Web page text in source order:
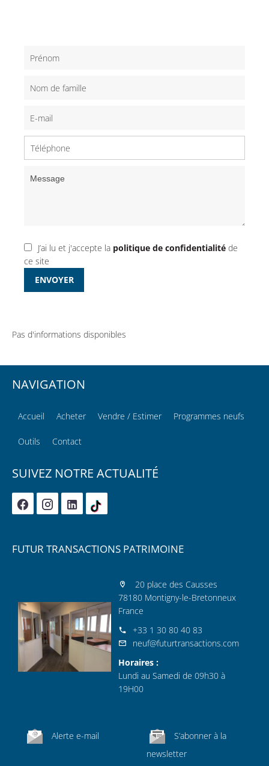
J’ai lu et j'accepte la politique de confidentialité de
ce site
ENVOYER
Pas d'informations disponibles
NAVIGATION
Accueil Acheter Vendre / Estimer Programmes neufs
Outils Contact
SUIVEZ NOTRE ACTUALITÉ
FUTUR TRANSACTIONS PATRIMOINE
20 place des Causses
78180 Montigny-le-Bretonneux
France
+33 1 30 80 40 83
neuf@futurtransactions.com
Horaires :
Lundi au Samedi de 09h30 à
19H00
Alerte e-mail
S’abonner à la
newsletter